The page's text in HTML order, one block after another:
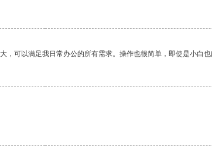
可以满足我日常办公的所有需求。操作也很简单，即使是小白也